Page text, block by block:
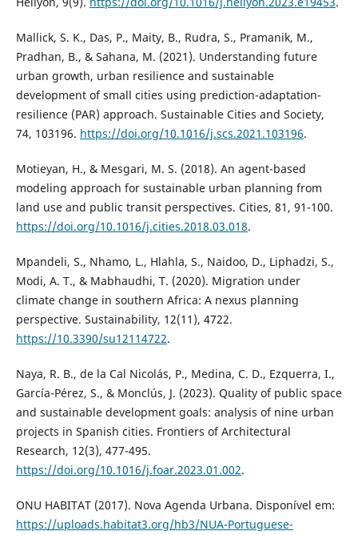
Mallick, S. K., Das, P., Maity, B., Rudra, S., Pramanik, M.,
Pradhan, B., & Sahana, M. (2021). Understanding future
urban growth, urban resilience and sustainable
development of small cities using prediction-adaptation-
resilience (PAR) approach. Sustainable Cities and Society,
74, 103196. https://doi.org/10.1016/j.scs.2021.103196.
Motieyan, H., & Mesgari, M. S. (2018). An agent-based
modeling approach for sustainable urban planning from
land use and public transit perspectives. Cities, 81, 91-100.
https://doi.org/10.1016/j.cities.2018.03.018.
Mpandeli, S., Nhamo, L., Hlahla, S., Naidoo, D., Liphadzi, S.,
Modi, A. T., & Mabhaudhi, T. (2020). Migration under
climate change in southern Africa: A nexus planning
perspective. Sustainability, 12(11), 4722.
https://10.3390/su12114722.
Naya, R. B., de la Cal Nicolás, P., Medina, C. D., Ezquerra, I.,
García-Pérez, S., & Monclús, J. (2023). Quality of public space
and sustainable development goals: analysis of nine urban
projects in Spanish cities. Frontiers of Architectural
Research, 12(3), 477-495.
https://doi.org/10.1016/j.foar.2023.01.002.
ONU HABITAT (2017). Nova Agenda Urbana. Disponível em:
https://uploads.habitat3.org/hb3/NUA-Portuguese-